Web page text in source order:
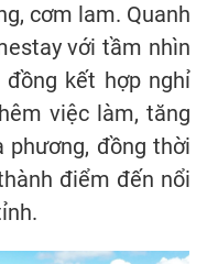
cơm lam. Quanh
với tầm nhìn
kết hợp nghỉ
việc làm, tăng
phương, đồng thời
điểm đến nổi